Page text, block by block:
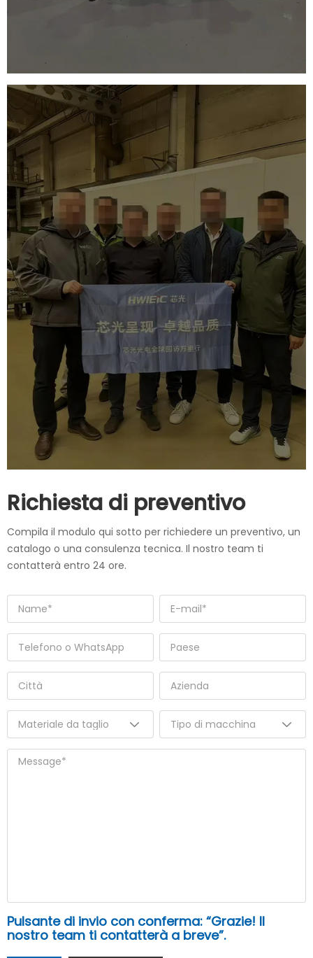
Richiesta di preventivo
Compila il modulo qui sotto per richiedere un preventivo, un
catalogo o una consulenza tecnica. Il nostro team ti
contatterà entro 24 ore.
Pulsante di invio con conferma: “Grazie! Il
nostro team ti contatterà a breve”.